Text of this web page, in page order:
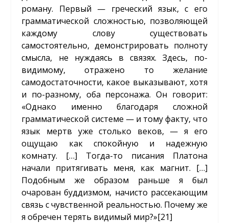
роману. Первый — греческий язык, с его
грамматической сложностью, позволяющей
каждому слову существовать
самостоятельно, демонстрировать полноту
смысла, не нуждаясь в связях. Здесь, по-
видимому, отражено то желание
самодостаточности, какое выказывают, хотя
и по-разному, оба персонажа. Он говорит:
«Однако именно благодаря сложной
грамматической системе — и тому факту, что
язык мертв уже столько веков, — я его
ощущаю как спокойную и надежную
комнату. […] Тогда-то писания Платона
начали притягивать меня, как магнит. […]
Подобным же образом раньше я был
очарован буддизмом, начисто рассекающим
связь с чувственной реальностью. Почему же
я обречен терять видимый мир?»[21]